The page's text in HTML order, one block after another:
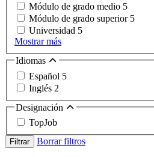
Módulo de grado medio 5
Módulo de grado superior 5
Universidad 5
Mostrar más
Idiomas
Español 5
Inglés 2
Designación
TopJob
Filtrar Borrar filtros